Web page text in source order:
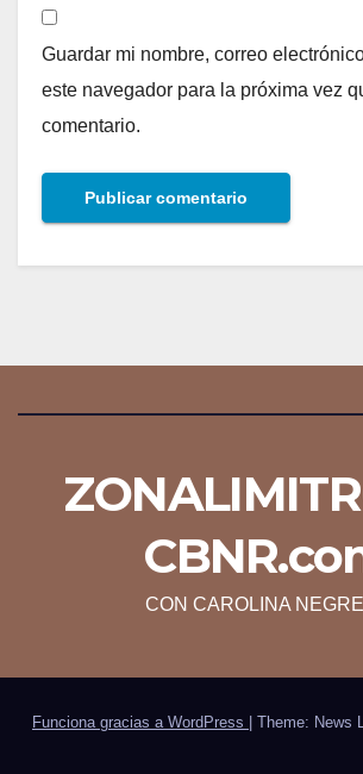
Guardar mi nombre, correo
este navegador para la próxima vez
comentario.
CON CAROLINA
Funciona gracias a WordPress Theme: News